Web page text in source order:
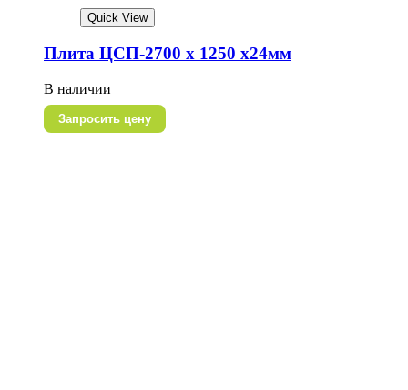
Quick View
Плита ЦСП-2700 х 1250 х24мм
В наличии
Запросить цену